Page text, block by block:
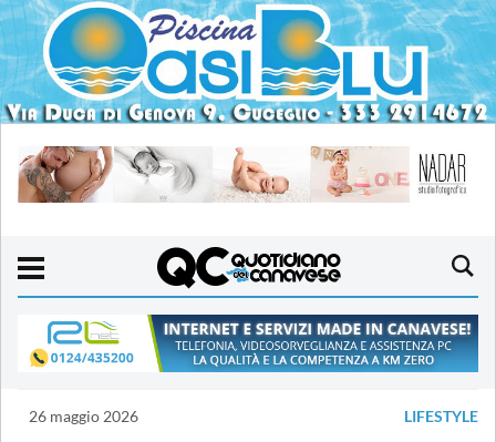
26 maggio 2026 LIFESTYLE